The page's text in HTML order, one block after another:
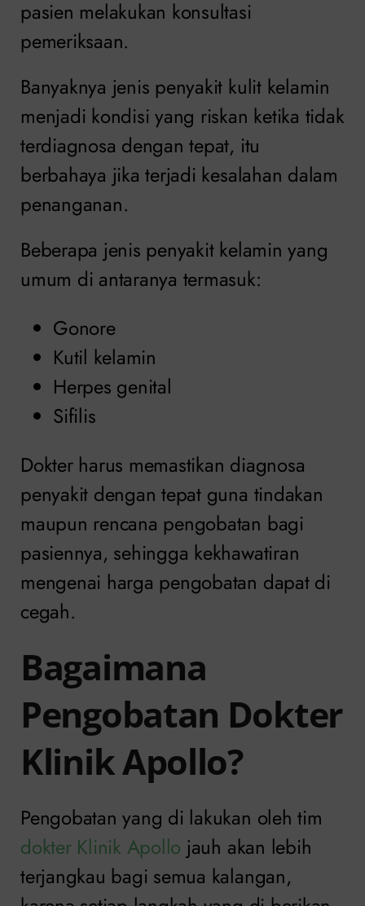
pasien melakukan konsultasi
pemeriksaan.
Banyaknya jenis penyakit kulit kelamin
menjadi kondisi yang riskan ketika tidak
terdiagnosa dengan tepat, itu
berbahaya jika terjadi kesalahan dalam
penanganan.
Beberapa jenis penyakit kelamin yang
umum di antaranya termasuk:
Gonore
Kutil kelamin
Herpes genital
Sifilis
Dokter harus memastikan diagnosa
penyakit dengan tepat guna tindakan
maupun rencana pengobatan bagi
pasiennya, sehingga kekhawatiran
mengenai harga pengobatan dapat di
cegah.
Bagaimana
Pengobatan Dokter
Klinik Apollo?
Pengobatan yang di lakukan oleh tim
dokter Klinik Apollo jauh akan lebih
terjangkau bagi semua kalangan,